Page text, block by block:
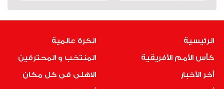
الرئيسية
كأس الأمم الأفريقية
أخر الأخبار
الكرة عالمية
المنتخب و المحترفين
الاهلى فى كل مكان